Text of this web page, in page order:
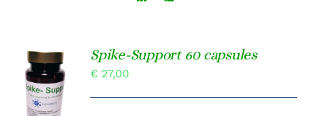
TOEVOEGEN
AAN
WINKELWAGEN
/
Spike-Support 60 capsules
€ 27,00